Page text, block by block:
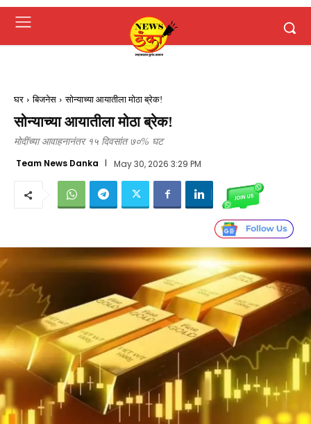
घर बिजनेस सोन्याच्या आयातीला मोठा ब्रेक!
सोन्याच्या आयातीला मोठा ब्रेक!
मोदींच्या आवाहनानंतर १५ दिवसांत ७०% घट
Team News Danka May 30, 2026 3:29 PM